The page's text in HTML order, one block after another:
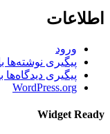
اطلاعات
ورود
پیگیری نوشته‌ها
پیگیری دیدگاه‌ها
WordPress.org
Widget Ready